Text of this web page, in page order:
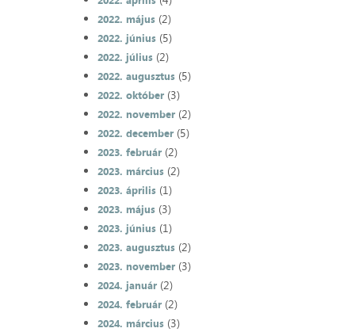
2022. május(2)
2022. június(5)
2022. július(2)
2022. augusztus(5)
2022. október(3)
2022. november(2)
2022. december(5)
2023. február(2)
2023. március(2)
2023. április(1)
2023. május(3)
2023. június(1)
2023. augusztus(2)
2023. november(3)
2024. január(2)
2024. február(2)
2024. március(3)